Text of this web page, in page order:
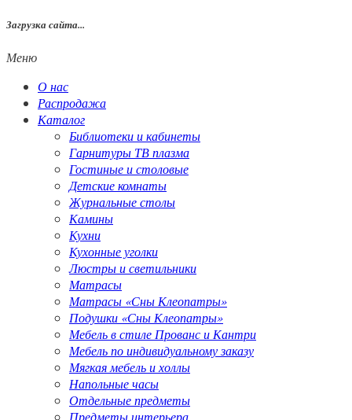
Загрузка сайта...
Меню
О нас
Распродажа
Каталог
Библиотеки и кабинеты
Гарнитуры ТВ плазма
Гостиные и столовые
Детские комнаты
Журнальные столы
Камины
Кухни
Кухонные уголки
Люстры и светильники
Матрасы
Матрасы «Сны Клеопатры»
Подушки «Сны Клеопатры»
Мебель в стиле Прованс и Кантри
Мебель по индивидуальному заказу
Мягкая мебель и холлы
Напольные часы
Отдельные предметы